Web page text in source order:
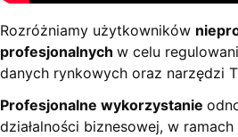
Rozróżniamy użytkowników
profesjonalnych w celu
danych rynkowych oraz narzędzi
Profesjonalne wykorzystanie
działalności biznesowej, w